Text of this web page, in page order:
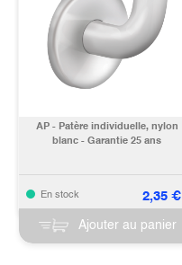
AP - Patère individuelle, nylon
blanc - Garantie 25 ans
En stock 2,35€
Ajouter au panier